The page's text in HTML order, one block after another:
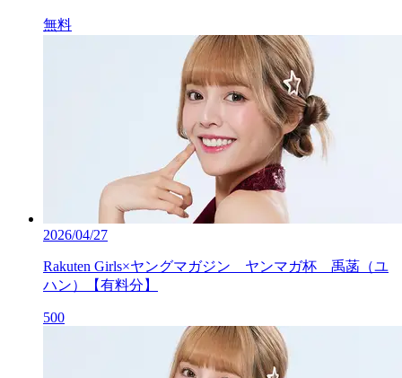
無料
2026/04/27
Rakuten Girls×ヤングマガジン ヤンマガ杯 禹菡（ユ
ハン）【有料分】
500